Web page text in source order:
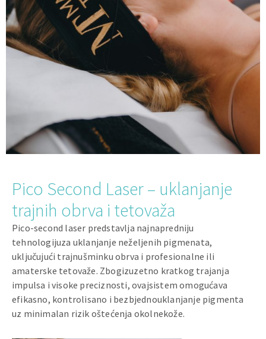
Pico Second Laser – uklanjanje
trajnih obrva i tetovaža
Pico-second laser predstavlja najnapredniju
tehnologijuza uklanjanje neželjenih pigmenata,
uključujući trajnušminku obrva i profesionalne ili
amaterske tetovaže. Zbogizuzetno kratkog trajanja
impulsa i visoke preciznosti, ovajsistem omogućava
efikasno, kontrolisano i bezbjednouklanjanje pigmenta
uz minimalan rizik oštećenja okolnekože.